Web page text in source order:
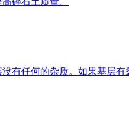
有任何的杂质。如果基层